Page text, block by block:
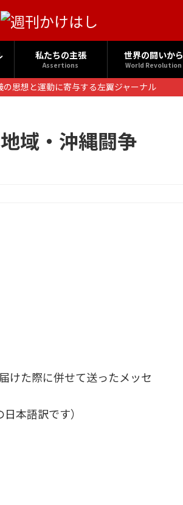
私たちの主張
Assertions
世界の闘いから
World Revolution
の思想と運動に寄与する左翼ジャーナル
域・沖縄闘争
けた際に併せて送ったメッセ
本語訳です）